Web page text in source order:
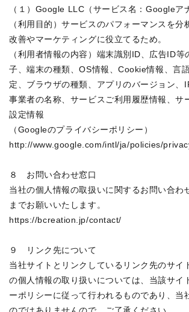
（１）Google LLC（サービス名：Googleア
（利用目的）サービスのパフォーマンスを分
改善やマーケティングに役立てるため。
（利用者情報の内容）端末識別ID、広告ID等
子、端末の種類、OS情報、Cookie情報、言
定、ブラウザの種類、アプリのバージョン、
事業者の名称、サービスご利用履歴情報、サ
設定情報
（Googleのプライバシーポリシー）
http://www.google.com/intl/ja/policies/
８　お問い合わせ窓口
当社の個人情報の取扱いに関するお問い合わ
までお願いいたします。
https://bcreation.jp/contact/
９　リンク先について
当社サイトとリンクしているリンク先のサイ
の個人情報の取り扱いについては、当該サイ
ーポリシーに従って行われるものであり、当
のではありませんので、ご了承ください。